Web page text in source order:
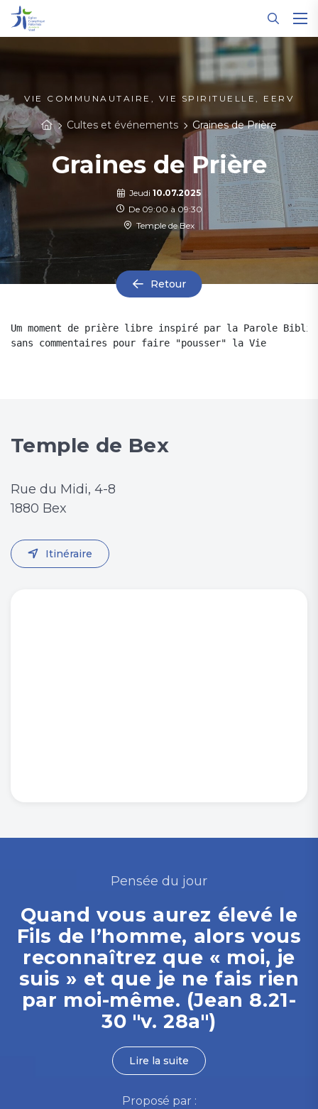
VIE COMMUNAUTAIRE, VIE SPIRITUELLE, EERV
Cultes et événements Graines de Prière
Graines de Prière
Jeudi 10.07.2025
De 09:00 à 09:30
Temple de Bex
Retour
Um moment de prière libre inspiré par la Parole
sans commentaires pour faire "pousser" la Vie
Temple de Bex
Rue du Midi, 4-8
1880 Bex
Itinéraire
Pensée du jour
Quand vous aurez élevé le
Fils de l’homme, alors vous
reconnaîtrez que « moi, je
suis » et que je ne fais rien
par moi-même. (Jean 8.21-
30 "v. 28a")
Lire la suite
Proposé par :
Panneau de gestion des cookies